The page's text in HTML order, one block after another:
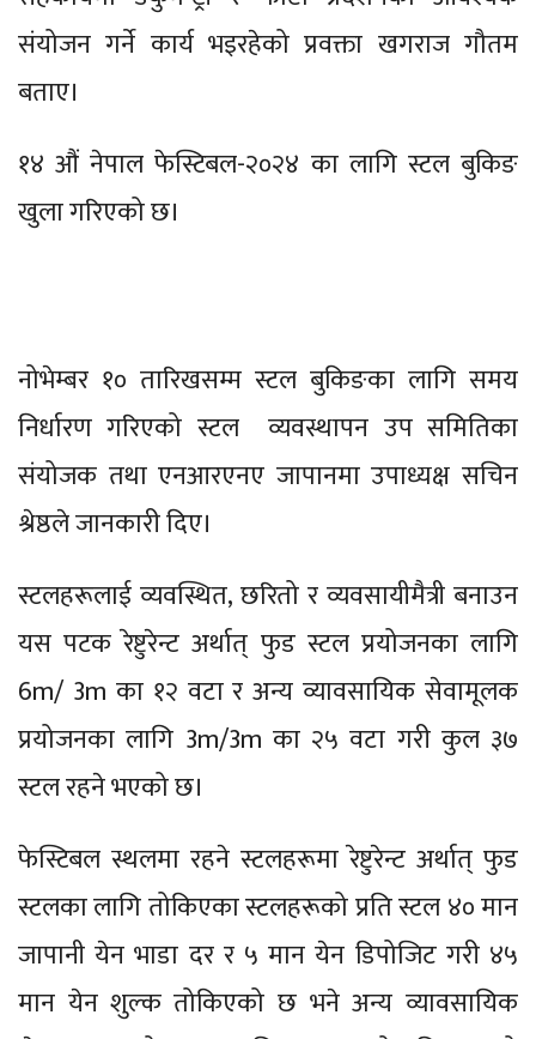
संयोजन गर्ने कार्य भइरहेको प्रवक्ता खगराज गौतम
बताए।
१४ औं नेपाल फेस्टिबल-२०२४ का लागि स्टल बुकिङ
खुला गरिएको छ।
नोभेम्बर १० तारिखसम्म स्टल बुकिङका लागि समय
निर्धारण गरिएको स्टल व्यवस्थापन उप समितिका
संयोजक तथा एनआरएनए जापानमा उपाध्यक्ष सचिन
श्रेष्ठले जानकारी दिए।
स्टलहरूलाई व्यवस्थित, छरितो र व्यवसायीमैत्री बनाउन
यस पटक रेष्टुरेन्ट अर्थात् फुड स्टल प्रयोजनका लागि
6m/ 3m का १२ वटा र अन्य व्यावसायिक सेवामूलक
प्रयोजनका लागि 3m/3m का २५ वटा गरी कुल ३७
स्टल रहने भएको छ।
फेस्टिबल स्थलमा रहने स्टलहरूमा रेष्टुरेन्ट अर्थात् फुड
स्टलका लागि तोकिएका स्टलहरूको प्रति स्टल ४० मान
जापानी येन भाडा दर र ५ मान येन डिपोजिट गरी ४५
मान येन शुल्क तोकिएको छ भने अन्य व्यावसायिक